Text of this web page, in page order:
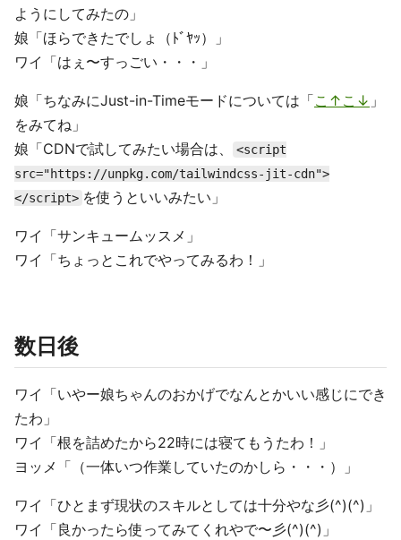
ようにしてみたの」
娘「ほらできたでしょ（ﾄﾞﾔｯ）」
ワイ「はぇ〜すっごい・・・」
娘「ちなみにJust-in-Timeモードについては「こ↑こ↓ 」
をみてね」
娘「CDNで試してみたい場合は、
<script
src="https://unpkg.com/tailwindcss-jit-cdn">
</script> を使うといいみたい」
ワイ「サンキュームッスメ」
ワイ「ちょっとこれでやってみるわ！」
数日後
ワイ「いやー娘ちゃんのおかげでなんとかいい感じにでき
たわ」
ワイ「根を詰めたから22時には寝てもうたわ！」
ヨッメ「（一体いつ作業していたのかしら・・・）」
ワイ「ひとまず現状のスキルとしては十分やな彡(^)(^)」
ワイ「良かったら使ってみてくれやで〜彡(^)(^)」